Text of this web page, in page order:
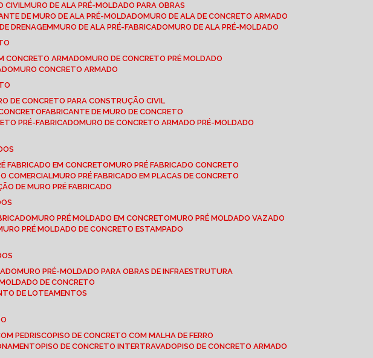
CIVIL
MURO DE ALA PRÉ-MOLDADO PARA OBRAS
DE MURO DE ALA PRÉ-MOLDADO
MURO DE ALA DE CONCRETO ARMADO
DRENAGEM MURO DE ALA PRÉ-FABRICADO
MURO DE ALA PRÉ-MOLDADO
CONCRETO ARMADO
MURO DE CONCRETO PRÉ MOLDADO
MURO CONCRETO ARMADO
DE CONCRETO PARA CONSTRUÇÃO CIVIL
FABRICANTE DE MURO DE CONCRETO
PRÉ-FABRICADO
MURO DE CONCRETO ARMADO PRÉ-MOLDADO
FABRICADO EM CONCRETO
MURO PRÉ FABRICADO CONCRETO
COMERCIAL
MURO PRÉ FABRICADO EM PLACAS DE CONCRETO
DE MURO PRÉ FABRICADO
MURO PRÉ MOLDADO EM CONCRETO
MURO PRÉ MOLDADO VAZADO
MURO PRÉ MOLDADO DE CONCRETO ESTAMPADO
MURO PRÉ-MOLDADO PARA OBRAS DE INFRAESTRUTURA
MOLDADO DE CONCRETO
DE LOTEAMENTOS
PEDRISCO PISO DE CONCRETO COM MALHA DE FERRO
PISO DE CONCRETO INTERTRAVADO PISO DE CONCRETO ARMADO